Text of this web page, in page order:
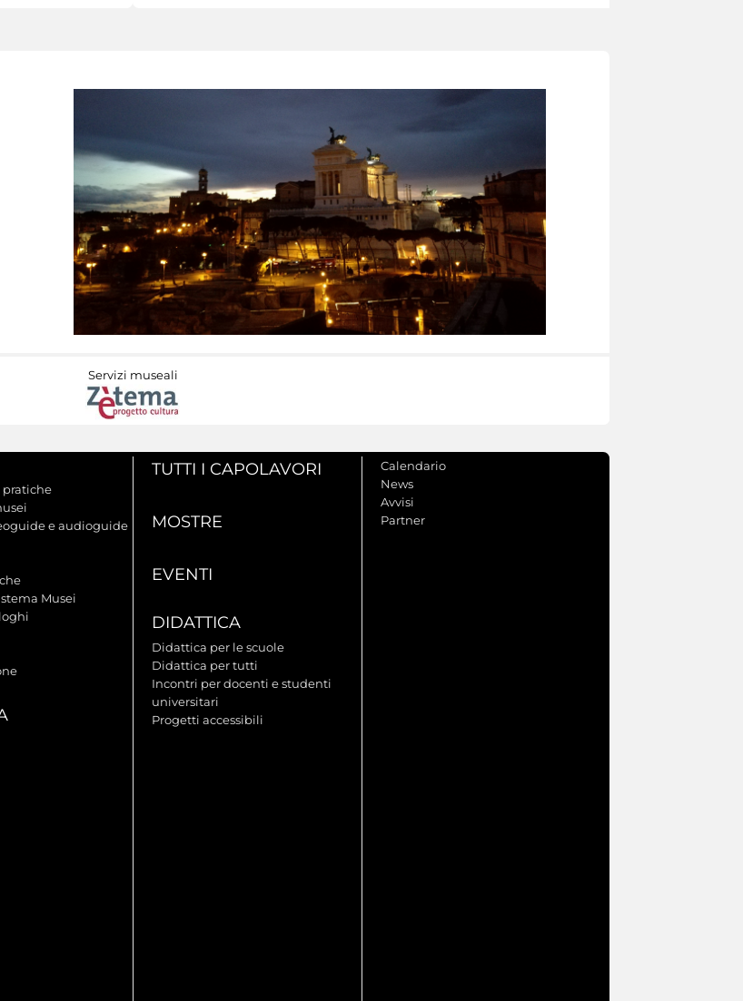
Servizi museali
e audioguide
Musei
TUTTI I CAPOLAVORI
MOSTRE
EVENTI
DIDATTICA
Didattica per le scuole
Didattica per tutti
Incontri per docenti e studenti
universitari
Progetti accessibili
Calendario
News
Avvisi
Partner